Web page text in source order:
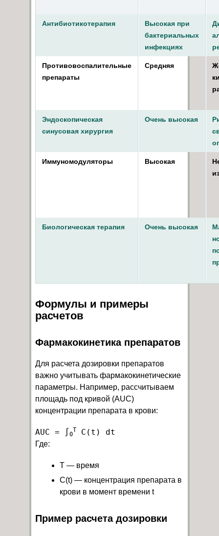
Антибиотикотерапия
Высокая при
бактериальных
инфекциях
Противовоспалительные
препараты
Средняя
Эндоскопическая
синусовая хирургия
Очень высокая
Иммуномодуляторы Высокая
Биологическая терапия Очень высокая
Формулы и примеры
расчетов
Фармакокинетика препаратов
Для расчета дозировки препаратов
важно учитывать фармакокинетические
параметры. Например, рассчитываем
площадь под кривой (AUC)
концентрации препарата в крови:
AUC = ∫0
T
Где:
T — время
C(t) — концентрация препарата в
крови в момент времени t
Пример расчета дозировки